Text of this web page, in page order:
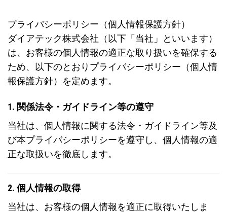
プライバシーポリシー（個人情報保護方針）
ダイアテック株式会社（以下「当社」といいます）
は、お客様の個人情報の適正な取り扱いを確保する
ため、以下のとおりプライバシーポリシー（個人情
報保護方針）を定めます。
1. 関係法令・ガイドライン等の遵守
当社は、個人情報に関する法令・ガイドライン等及
び本プライバシーポリシーを遵守し、個人情報の適
正な取扱いを徹底します。
2. 個人情報の取得
当社は、お客様の個人情報を適正に取得いたしま